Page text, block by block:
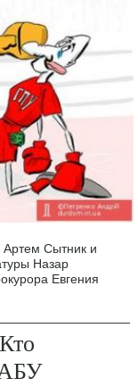
Сытник и
Назар
Евгения